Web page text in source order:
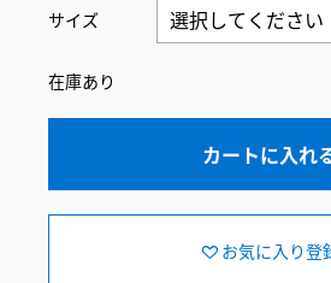
サイズ
在庫あり
カートに入れ
お気に入り登